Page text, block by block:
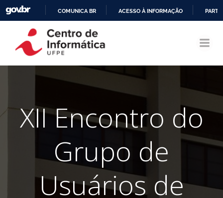
CONTEÚDO
COMUNICA BR ACESSO À INFORMAÇÃO
XII Encontro do
Grupo de
Usuários de